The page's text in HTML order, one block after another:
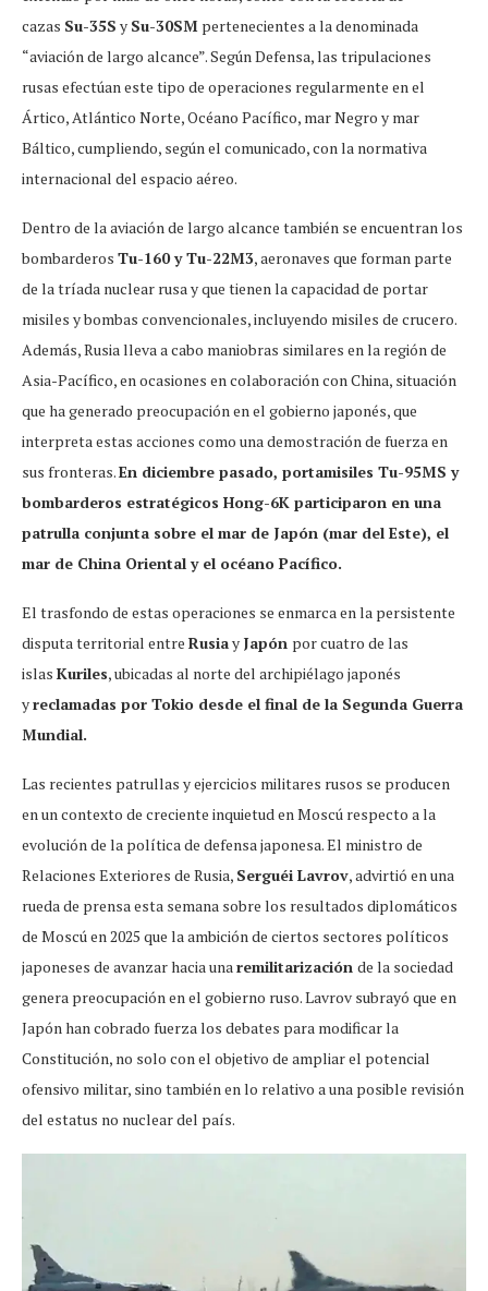
cazas Su-35S y Su-30SM pertenecientes a la denominada
“aviación de largo alcance”. Según Defensa, las tripulaciones
rusas efectúan este tipo de operaciones regularmente en el
Ártico, Atlántico Norte, Océano Pacífico, mar Negro y mar
Báltico, cumpliendo, según el comunicado, con la normativa
internacional del espacio aéreo.
Dentro de la aviación de largo alcance también se encuentran los
bombarderos Tu-160 y Tu-22M3, aeronaves que forman parte
de la tríada nuclear rusa y que tienen la capacidad de portar
misiles y bombas convencionales, incluyendo misiles de crucero.
Además, Rusia lleva a cabo maniobras similares en la región de
Asia-Pacífico, en ocasiones en colaboración con China, situación
que ha generado preocupación en el gobierno japonés, que
interpreta estas acciones como una demostración de fuerza en
sus fronteras.En diciembre pasado, portamisiles Tu-95MS y
bombarderos estratégicos Hong-6K participaron en una
patrulla conjunta sobre el mar de Japón (mar del Este), el
mar de China Oriental y el océano Pacífico.
El trasfondo de estas operaciones se enmarca en la persistente
disputa territorial entre Rusiay Japón por cuatro de las
islas Kuriles, ubicadas al norte del archipiélago japonés
yreclamadas por Tokio desde el final de la Segunda Guerra
Mundial.
Las recientes patrullas y ejercicios militares rusos se producen
en un contexto de creciente inquietud en Moscú respecto a la
evolución de la política de defensa japonesa. El ministro de
Relaciones Exteriores de Rusia, Serguéi Lavrov, advirtió en una
rueda de prensa esta semana sobre los resultados diplomáticos
de Moscú en 2025 que la ambición de ciertos sectores políticos
japoneses de avanzar hacia una remilitarización de la sociedad
genera preocupación en el gobierno ruso. Lavrov subrayó que en
Japón han cobrado fuerza los debates para modificar la
Constitución, no solo con el objetivo de ampliar el potencial
ofensivo militar, sino también en lo relativo a una posible revisión
del estatus no nuclear del país.